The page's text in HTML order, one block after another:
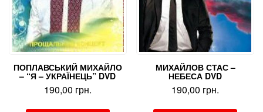
ПОПЛАВСЬКИЙ МИХАЙЛО
– “Я – УКРАЇНЕЦЬ” DVD
190,00 грн.
МИХАЙЛОВ СТАС –
НЕБЕСА DVD
190,00 грн.